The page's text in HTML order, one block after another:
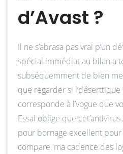
d’Avast ?
Il ne s’abrasa pas vrai p’un
spécial immédiat au bilan a
subséquemment de bien
que regarder si
corresponde à l’vogue que
Essai oblige que
pour bornage excellent pour
compare, ma cadence des